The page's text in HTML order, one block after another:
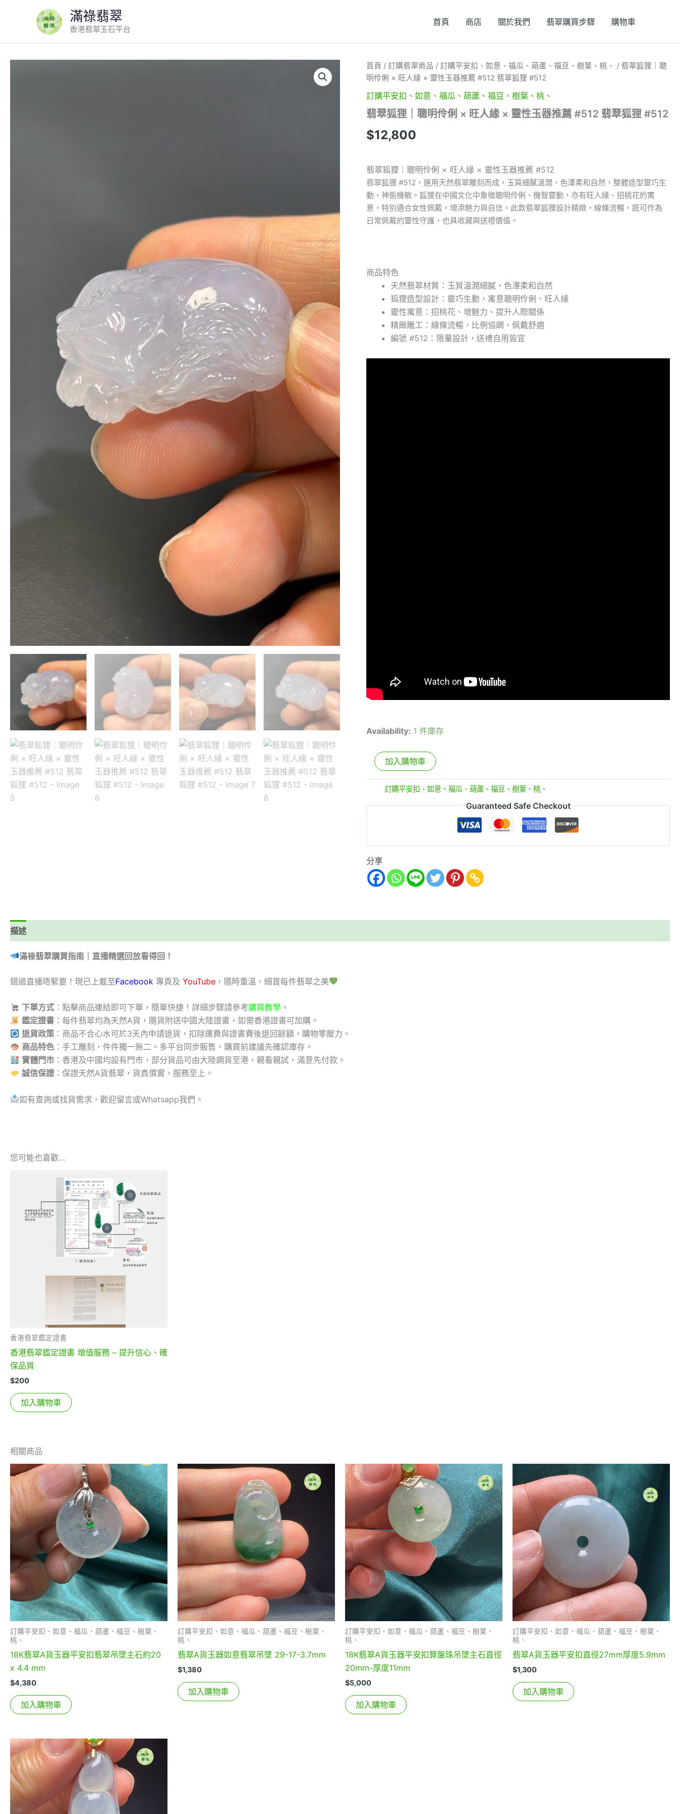
滿祿翡翠
香港翡翠玉石平台
首頁 商店 關於我們 翡翠購買步驟 購物車
首頁 /訂購翡翠商品 /訂購平安扣、如意、福瓜、葫蘆、福豆、樹葉、桃、
/ 翡翠狐狸｜聰
明伶俐 × 旺人緣 × 靈性玉器推薦 #512 翡翠狐狸 #512
訂購平安扣、如意、福瓜、葫蘆、福豆、樹葉、桃、
翡翠狐狸｜聰明伶俐 × 旺人緣 × 靈性玉器推薦 #512 翡翠狐狸 #512
$12,800
翡翠狐狸｜聰明伶俐 × 旺人緣 × 靈性玉器推薦 #512
翡翠狐狸 #512，選用天然翡翠雕刻而成，玉質細膩溫潤，色澤柔和自然，整體造型靈巧生
動，神態機敏。狐狸在中國文化中象徵聰明伶俐、機智靈動，亦有旺人緣、招桃花的寓
意，特別適合女性佩戴，增添魅力與自信。此款翡翠狐狸設計精緻，線條流暢，既可作為
日常佩戴的靈性守護，也具收藏與送禮價值。
商品特色
天然翡翠材質：玉質溫潤細膩，色澤柔和自然
狐狸造型設計：靈巧生動，寓意聰明伶俐、旺人緣
靈性寓意：招桃花、增魅力、提升人際關係
精緻雕工：線條流暢，比例協調，佩戴舒適
編號 #512：限量設計，送禮自用皆宜
Availability: 1 件庫存
翡
翠
狐
狸
聰
伶
旺
人
緣
×
靈
性
玉
#512
翡
加入購物車
分類:訂購平安扣、如意、福瓜、葫蘆、福豆、樹葉、桃、
Guaranteed Safe Checkout
分享
描述
滿祿翡翠購買指南｜直播精選回放看得回！
錯過直播唔緊要！現已上載至Facebook 專頁及 YouTube ，隨時重溫，細賞每件翡翠之美
下單方式 ：點擊商品連結即可下單，簡單快捷！詳細步驟請參考購買教學 。
鑑定證書 ：每件翡翠均為天然A貨，隨貨附送中國大陸證書，如需香港證書可加購。
退貨政策 ：商品不合心水可於3天內申請退貨，扣除運費與證書費後退回餘額，購物零壓力。
商品特色 ：手工雕刻，件件獨一無二。多平台同步販售，購買前建議先確認庫存。
實體門市 ：香港及中國均設有門市，部分貨品可由大陸調貨至港，親看親試，滿意先付款。
誠信保證 ：保證天然A貨翡翠，貨真價實，服務至上。
如有查詢或找貨需求，歡迎留言或Whatsapp我們。
您可能也喜歡…
香港翡翠鑑定證書
香港翡翠鑑定證書 增值服務 – 提升信心、確
保品質
$200
加入購物車
相關商品
訂購平安扣、如意、福瓜、葫蘆、福豆、樹葉、
桃、
18K翡翠A貨玉器平安扣翡翠吊墜主石約20
x 4.4 mm
$4,380
加入購物車
訂購平安扣、如意、福瓜、葫蘆、福豆、樹葉、
桃、
翡翠A貨玉器如意翡翠吊墜 29-17-3.7mm
$1,380
加入購物車
訂購平安扣、如意、福瓜、葫蘆、福豆、樹葉、
桃、
18K翡翠A貨玉器平安扣算盤珠吊墜主石直徑
20mm-厚度11mm
$5,000
加入購物車
訂購平安扣、如意、福瓜、葫蘆、福豆、樹葉、
桃、
翡翠A貨玉器平安扣直徑27mm厚度5.9mm
$1,300
加入購物車